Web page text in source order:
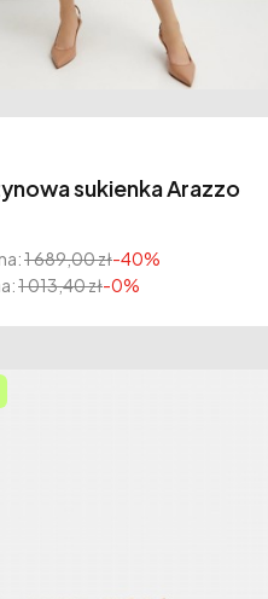
sukienka Arazzo
1 689,00 zł-40%
1 013,40 zł-0%